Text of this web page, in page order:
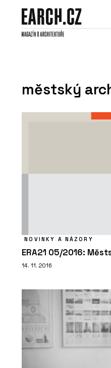
městský
NOVINKY A NÁZORY
ERA21 05/2016:
14. 11. 2016